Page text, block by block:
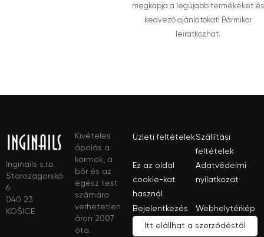
megkapja a legújabb termékeket és
kedvező ajánlatokat! Bármikor
leiratkozhat.
Inginails s.r.o.
Starozagorská
6
040 23
KOŠICE
Kivételes
ápolás a
körmök, a
bőr és az
egész test
számára
verhetetlen
áron 2007
óta.
Üzleti feltételekSzállítási
feltételek
Ez az oldal
cookie-kat
használ
Adatvédelmi
nyilatkozat
Bejelentkezés Webhelytérkép
Itt elállhat a szerződéstől